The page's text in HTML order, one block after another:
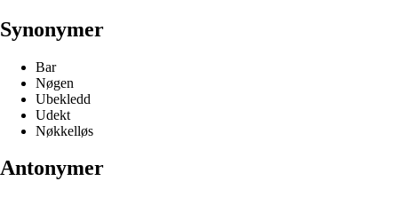
Synonymer
Bar
Nøgen
Ubekledd
Udekt
Nøkkelløs
Antonymer